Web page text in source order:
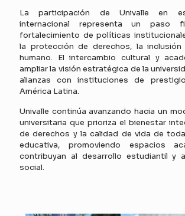
La participación de Univalle en
internacional representa un paso
fortalecimiento de políticas
la protección de derechos, la
humano. El intercambio cultural y
ampliar la visión estratégica de la
alianzas con instituciones de
América Latina.
Univalle continúa avanzando hacia un
universitaria que prioriza el bienestar
de derechos y la calidad de vida de
educativa, promoviendo espacios
contribuyan al desarrollo estudiantil y
social.